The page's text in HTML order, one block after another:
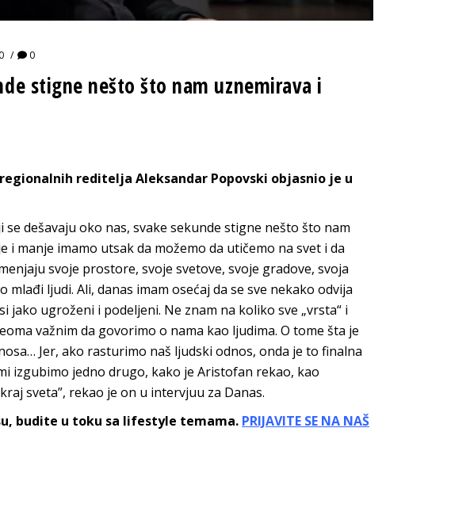
0
stigne nešto što nam uznemirava i
reditelja Aleksandar Popovski objasnio je u
dešavaju oko nas, svake sekunde stigne nešto što nam
i manje imamo utsak da možemo da utičemo na svet i da
svoje prostore, svoje svetove, svoje gradove, svoja
ljudi. Ali, danas imam osećaj da se sve nekako odvija
jako ugroženi i podeljeni. Ne znam na koliko sve „vrsta“ i
važnim da govorimo o nama kao ljudima. O tome šta je
Jer, ako rasturimo naš ljudski odnos, onda je to finalna
izgubimo jedno drugo, kako je Aristofan rekao, kao
sveta”, rekao je on u intervjuu za Danas.
budite u toku sa lifestyle temama. PRIJAVITE SE NA NAŠ